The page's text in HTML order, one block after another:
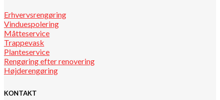
Erhvervsrengøring
Vinduespolering
Måtteservice
Trappevask
Planteservice
Rengøring efter renovering
Højderengøring
KONTAKT